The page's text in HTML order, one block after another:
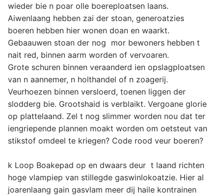
wieder bie n poar olle boereploatsen laans.
Aiwenlaang hebben zai der stoan, generoatzies
boeren hebben hier wonen doan en waarkt.
Gebaauwen stoan der nog mor bewoners hebben t
nait red, binnen aarm worden of vervoaren.
Grote schuren binnen veraanderd ien opslagploatsen
van n aannemer, n holthandel of n zoagerij.
Veurhoezen binnen versloerd, toenen liggen der
slodderg bie. Grootshaid is verblaikt. Vergoane glorie
op plattelaand. Zel t nog slimmer worden nou dat ter
iengriepende plannen moakt worden om oetsteut van
stikstof omdeel te kriegen? Code rood veur boeren?
k Loop Boakepad op en dwaars deur t laand richten
hoge vlampiep van stillegde gaswinlokoatzie. Hier al
joarenlaang gain gasvlam meer dij haile kontrainen